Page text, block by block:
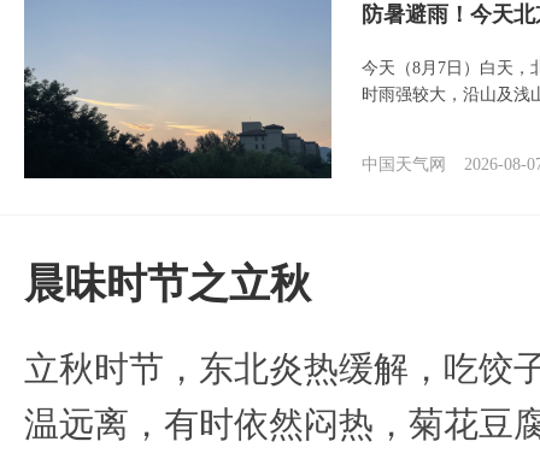
防暑避雨！今天
今天（8月7日）白天，
时雨强较大，沿山及浅
中国天气网 2026-08-
晨味时节之立秋
立秋时节，东北炎热缓解，吃饺
温远离，有时依然闷热，菊花豆